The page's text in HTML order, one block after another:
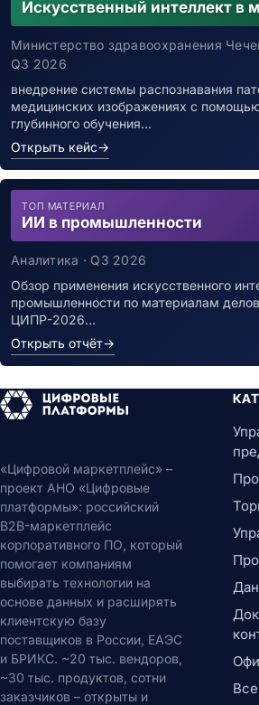
Искусственный интеллект в
Министерство здравоохранения
Q3 2026
внедрение системы распознавания
медицинских изображениях с
глубинного обучения…
Открыть кейс→
ТОП МАТЕРИАЛ
ИИ в промышленности
Аналитика · Q3 2026
Обзор применения искусственного
промышленности по материалам
ЦИПР-2026…
Открыть отчёт→
«Цифровой маркетплейс» –
проект АНО «Цифровые
платформы»: российский
B2B-маркетплейс
корпоративного ПО, который
помогает компаниям
выбирать технологии на
основе данных и расширять
клиентскую базу
поставщиков в России, ЕАЭС
и БРИКС. ~20 тыс. вендоров,
~30 тыс. продуктов, сотни
заказчиков – открыты и